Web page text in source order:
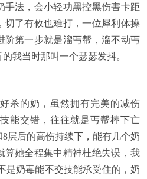
手法，会小轻功黑控黑伤害卡距
切了有攸也难打，一位犀利体操
阶第一步就是溜丐帮，溜不动丐
我当时那叫一个瑟瑟发抖。
的奶，虽然拥有完美的减伤
能交错，往往就是丐帮棒下亡
层后的高伤持续下，能有几个奶
算她全程集中精神杜绝失误，我
是奶毒能不交技能承受住的，奶